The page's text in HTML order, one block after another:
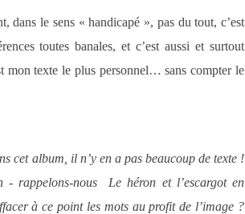
dans le sens « handicapé », pas du tout, c’est
toutes banales, et c’est aussi et surtout
texte le plus personnel… sans compter le
cet album, il n’y en a pas beaucoup de texte !
rappelons-nous Le héron et l’escargot en
à ce point les mots au profit de l’image ?